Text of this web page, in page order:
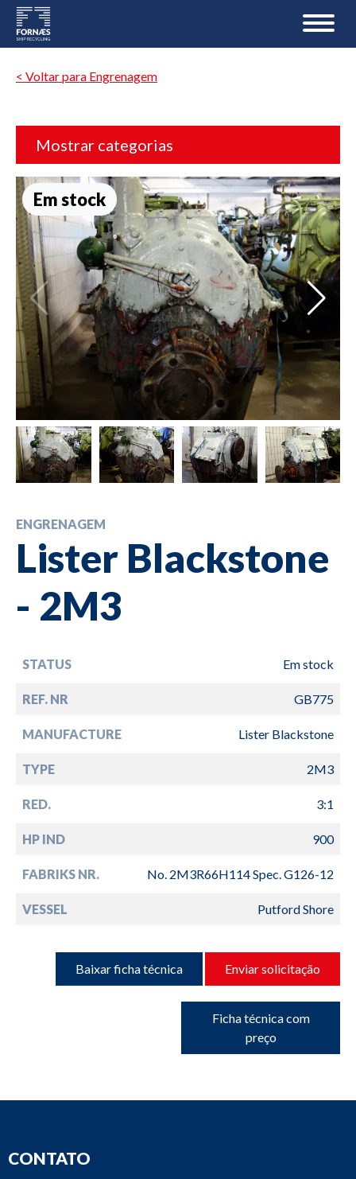
< Voltar para Engrenagem
Mostrar categorias
Em stock
ENGRENAGEM
Lister Blackstone
- 2M3
STATUS Em stock
REF. NR GB775
MANUFACTURE Lister Blackstone
TYPE 2M3
RED. 3:1
HP IND 900
FABRIKS NR. No. 2M3R66H114 Spec. G126-12
VESSEL Putford Shore
Baixar ficha técnica Enviar solicitação
Ficha técnica com
preço
CONTATO